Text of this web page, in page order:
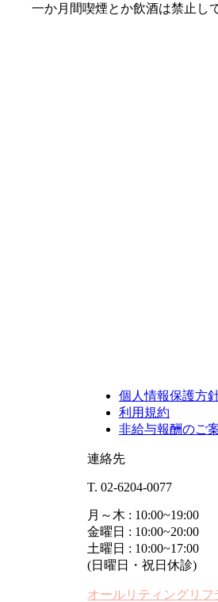
一か月間喫煙とか飲酒は禁止し
個人情報保護方
利用規約
非給与報酬のご
連絡先
T. 02-6204-0077
月～木 : 10:00~19:00
金曜日 : 10:00~20:00
土曜日 : 10:00~17:00
(日曜日・祝日休診)
オールリティングリフ